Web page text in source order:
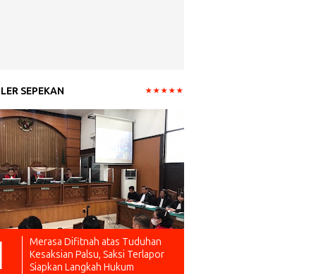
SEPEKAN
Merasa Difitnah atas Tuduhan
Kesaksian Palsu, Saksi Terlapor
Siapkan Langkah Hukum